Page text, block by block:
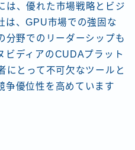
は、優れた市場戦略とビジ
は、GPU市場での強固な
分野でのリーダーシップも
ビディアのCUDAプラット
にとって不可欠なツールと
争優位性を高めています​